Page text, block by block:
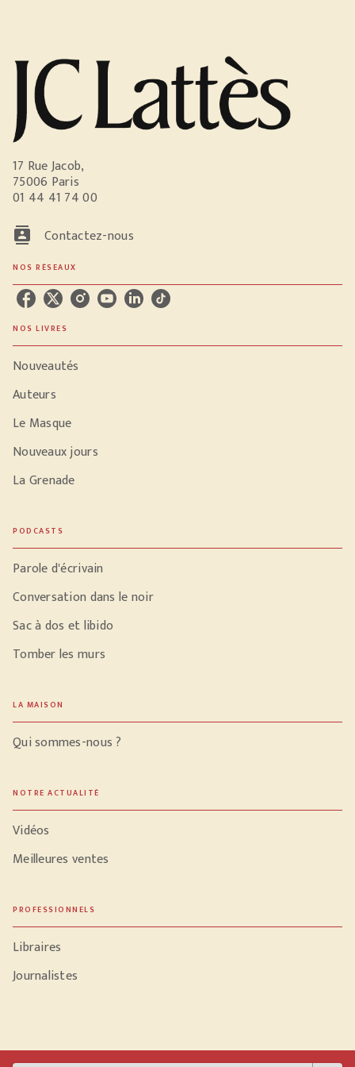
17 Rue Jacob,
75006 Paris
01 44 41 74 00
contacts Contactez-nous
NOS RÉSEAUX
NOS LIVRES
Nouveautés
Auteurs
Le Masque
Nouveaux jours
La Grenade
PODCASTS
Parole d'écrivain
Conversation dans le noir
Sac à dos et libido
Tomber les murs
LA MAISON
Qui sommes-nous ?
NOTRE ACTUALITÉ
Vidéos
Meilleures ventes
PROFESSIONNELS
Libraires
Journalistes
Données personnelles